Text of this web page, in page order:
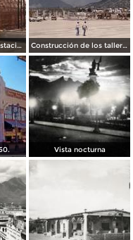
Construccion de la estacion cuauhtemoc Construcción de los talleres del metro
Vista nocturna